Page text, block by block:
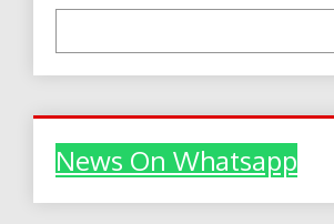
News On Whatsapp